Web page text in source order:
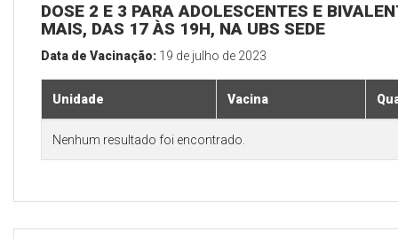
DOSE 2 E 3 PARA ADOLESCENTES E
MAIS, DAS 17 ÀS 19H, NA UBS SEDE
Data de Vacinação: 19 de julho de 2023
Unidade Vacina
Nenhum resultado foi encontrado.